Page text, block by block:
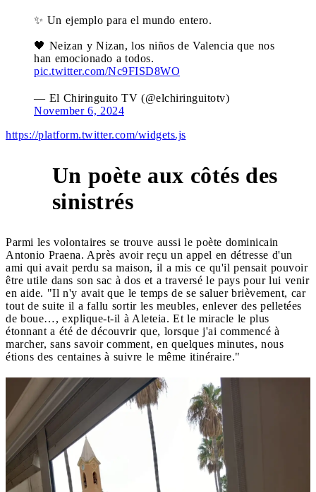
✨ Un ejemplo para el mundo entero.
🖤 Neizan y Nizan, los niños de Valencia que nos
han emocionado a todos.
pic.twitter.com/Nc9FISD8WO
— El Chiringuito TV (@elchiringuitotv)
November 6, 2024
https://platform.twitter.com/widgets.js
Un poète aux côtés des
sinistrés
Parmi les volontaires se trouve aussi le poète dominicain
Antonio Praena. Après avoir reçu un appel en détresse d'un
ami qui avait perdu sa maison, il a mis ce qu'il pensait pouvoir
être utile dans son sac à dos et a traversé le pays pour lui venir
en aide. "Il n'y avait que le temps de se saluer brièvement, car
tout de suite il a fallu sortir les meubles, enlever des pelletées
de boue…, explique-t-il à Aleteia. Et le miracle le plus
étonnant a été de découvrir que, lorsque j'ai commencé à
marcher, sans savoir comment, en quelques minutes, nous
étions des centaines à suivre le même itinéraire."